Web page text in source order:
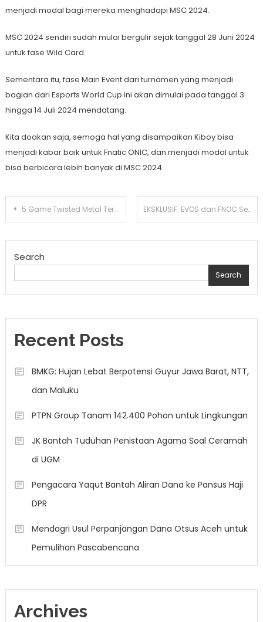
menjadi modal bagi mereka menghadapi MSC 2024.
MSC 2024 sendiri sudah mulai bergulir sejak tanggal 28 Juni 2024
untuk fase Wild Card.
Sementara itu, fase Main Event dari turnamen yang menjadi
bagian dari Esports World Cup ini akan dimulai pada tanggal 3
hingga 14 Juli 2024 mendatang.
Kita doakan saja, semoga hal yang disampaikan Kiboy bisa
menjadi kabar baik untuk Fnatic ONIC, dan menjadi modal untuk
bisa berbicara lebih banyak di MSC 2024.
Post
navigation
5 Game Twisted Metal Terbaik, Hancur-Hancuran Pakai Mobil EKSKLUSIF: EVOS dan FNOC Sepakat Team Spirit Bakal Jadi Kuda Hitam di MSC 2024
Search
Search
Recent Posts
BMKG: Hujan Lebat Berpotensi Guyur Jawa Barat, NTT,
dan Maluku
PTPN Group Tanam 142.400 Pohon untuk Lingkungan
JK Bantah Tuduhan Penistaan Agama Soal Ceramah
di UGM
Pengacara Yaqut Bantah Aliran Dana ke Pansus Haji
DPR
Mendagri Usul Perpanjangan Dana Otsus Aceh untuk
Pemulihan Pascabencana
Archives